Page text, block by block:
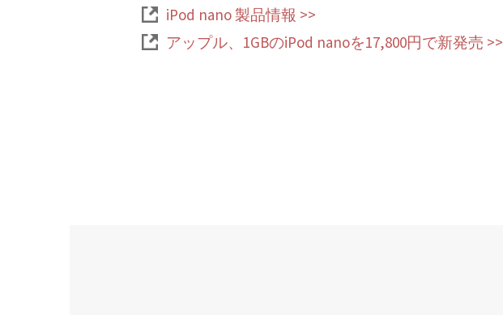
iPod nano 製品情報 >>
アップル、1GBのiPod nanoを17,800円で新発売 >>